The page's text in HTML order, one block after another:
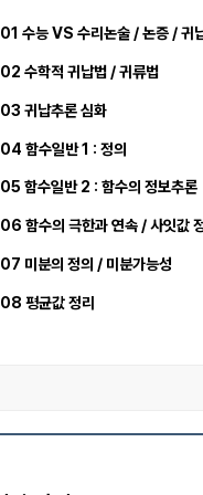
01 수능 VS 수리논술 / 논증 / 귀
02 수학적 귀납법 / 귀류법
03 귀납추론 심화
04 함수일반 1 : 정의
05 함수일반 2 : 함수의 정보추론
06 함수의 극한과 연속 / 사잇값
07 미분의 정의 / 미분가능성
08 평균값 정리